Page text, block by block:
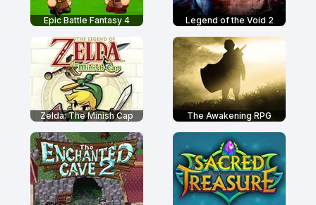
Epic Battle Fantasy 4 Legend of the Void 2
Zelda: The Minish Cap The Awakening RPG